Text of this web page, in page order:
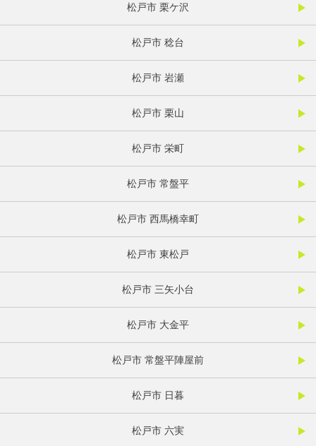
松戸市 栗ケ沢
松戸市 稔台
松戸市 岩瀬
松戸市 栗山
松戸市 栄町
松戸市 常盤平
松戸市 西馬橋幸町
松戸市 東松戸
松戸市 三矢小台
松戸市 大金平
松戸市 常盤平陣屋前
松戸市 日暮
松戸市 六実